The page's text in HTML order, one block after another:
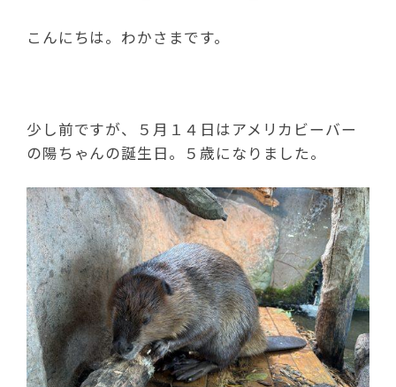
こんにちは。わかさまです。
少し前ですが、５月１４日はアメリカビーバー
の陽ちゃんの誕生日。５歳になりました。